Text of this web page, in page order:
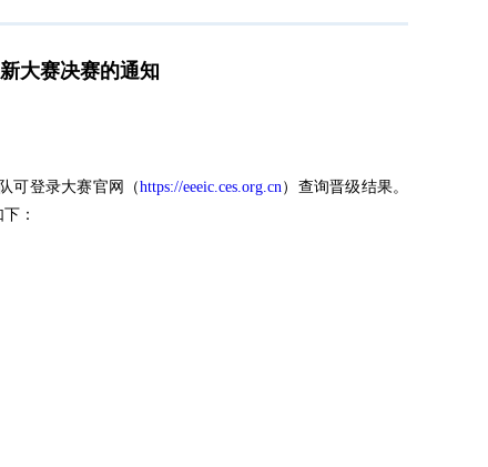
大赛决赛的通知
可登录大赛官网（https://eeeic.ces.org.cn）查询晋级结果。
：